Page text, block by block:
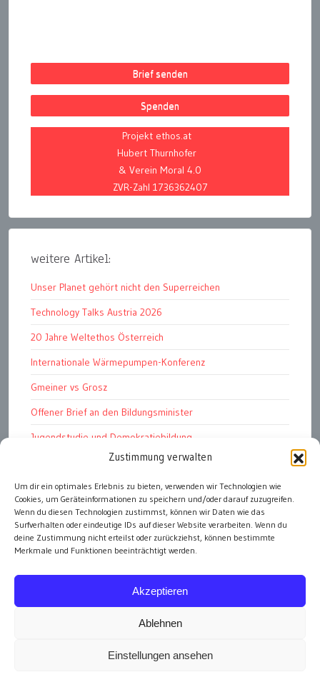
Zustimmung verwalten
Um dir ein optimales Erlebnis zu bieten, verwenden wir Technologien wie
Cookies, um Geräteinformationen zu speichern und/oder darauf zuzugreifen.
Wenn du diesen Technologien zustimmst, können wir Daten wie das
Surfverhalten oder eindeutige IDs auf dieser Website verarbeiten. Wenn du
deine Zustimmung nicht erteilst oder zurückziehst, können bestimmte
Merkmale und Funktionen beeinträchtigt werden.
Akzeptieren
Ablehnen
Einstellungen ansehen
Brief senden
Spenden
Projekt ethos.at
Hubert Thurnhofer
& Verein Moral 4.0
ZVR-Zahl 1736362407
weitere Artikel:
Unser Planet gehört nicht den Superreichen
Technology Talks Austria 2026
20 Jahre Weltethos Österreich
Internationale Wärmepumpen-Konferenz
Gmeiner vs Grosz
Offener Brief an den Bildungsminister
Jugendstudie und Demokratiebildung
Solschenizyn, Dugin und der Westen
Finanzindustrie manipuliert Schüler
Chemtrails Contrails Geoengineering
alle Artikel
Impressum